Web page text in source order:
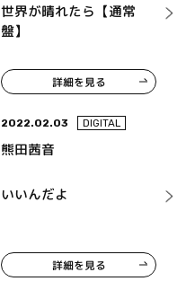
世界が晴れたら【通常
盤】
詳細を見る
2022.02.03 DIGITAL
熊田茜音
いいんだよ
詳細を見る